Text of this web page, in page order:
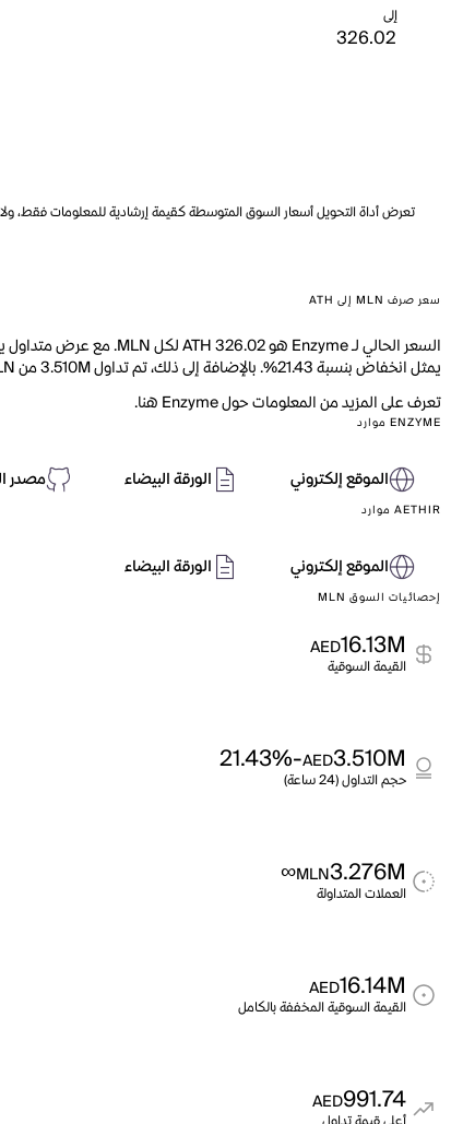
إلى
تعرض أداة التحويل أسعار السوق المتوسطة كقيمة إرشادية للمعلومات فقط،
سعر صرف MLN إلى ATH
يمثل انخفاض بنسبة 21.43%. بالإضافة إلى ذلك، تم تداول 3.510M من MLN خلال اليوم الماضي.
تعرف على المزيد من المعلومات حول Enzyme هنا.
ENZYME موارد
الموقع إلكتروني الورقة البيضاء مصدر
AETHIR موارد
الموقع إلكتروني الورقة البيضاء
إحصائيات السوق MLN
16.13M
AED
القيمة السوقية
3.510M
AED
-21.43%
حجم التداول (24 ساعة)
3.276M
MLN
∞
العملات المتداولة
16.14M
AED
القيمة السوقية المخففة بالكامل
991.74
AED